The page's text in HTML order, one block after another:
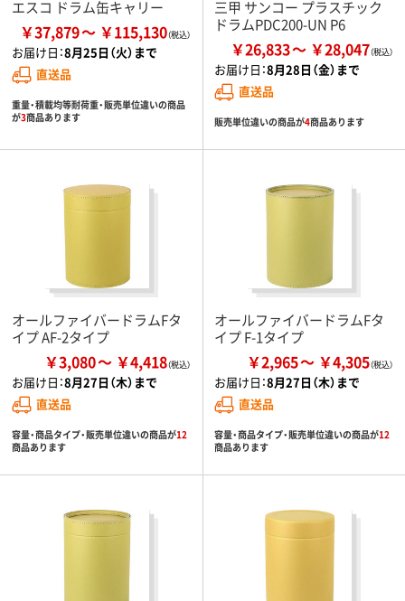
エスコ ドラム缶キャリー
￥37,879 ￥115,130
お届け日：8月25日（火）まで
直送品
重量・積載均等耐荷重・販売単位違いの商品
が3商品あります
三甲 サンコー プラスチック
ドラムPDC200-UN P6
￥26,833 ￥28,047
お届け日：8月28日（金）まで
直送品
販売単位違いの商品が4商品あります
オールファイバードラムFタ
イプ AF-2タイプ
￥3,080 ￥4,418
お届け日：8月27日（木）まで
直送品
容量・商品タイプ・販売単位違いの商品が12
商品あります
オールファイバードラムFタ
イプ F-1タイプ
￥2,965 ￥4,305
お届け日：8月27日（木）まで
直送品
容量・商品タイプ・販売単位違いの商品が12
商品あります